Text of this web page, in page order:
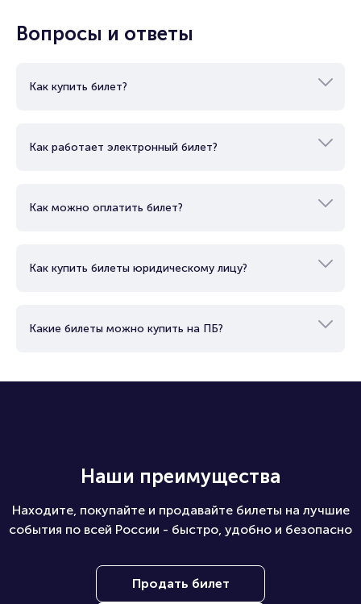
Подробнее о том, как вернуть, сдать или продать билет
читайте в разделах:
Брокерам
Вопросы и ответы
Как купить билет?
Как работает электронный билет?
Как можно оплатить билет?
Как купить билеты юридическому лицу?
Какие билеты можно купить на ПБ?
Наши преимущества
Находите, покупайте и продавайте билеты на лучшие
события по всей России - быстро, удобно и безопасно
Продать билет